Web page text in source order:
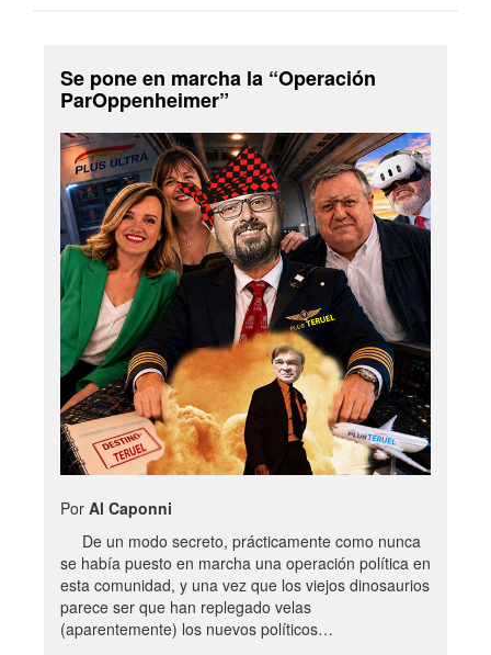
Se pone en marcha la “Operación
ParOppenheimer”
Por Al Caponni
De un modo secreto, prácticamente como nunca
se había puesto en marcha una operación política en
esta comunidad, y una vez que los viejos dinosaurios
parece ser que han replegado velas
(aparentemente) los nuevos políticos…